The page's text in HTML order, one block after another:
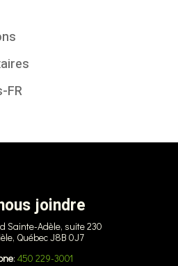
FR
joindre
Sainte-Adèle, suite 230
Québec J8B 0J7
:450 229-3001